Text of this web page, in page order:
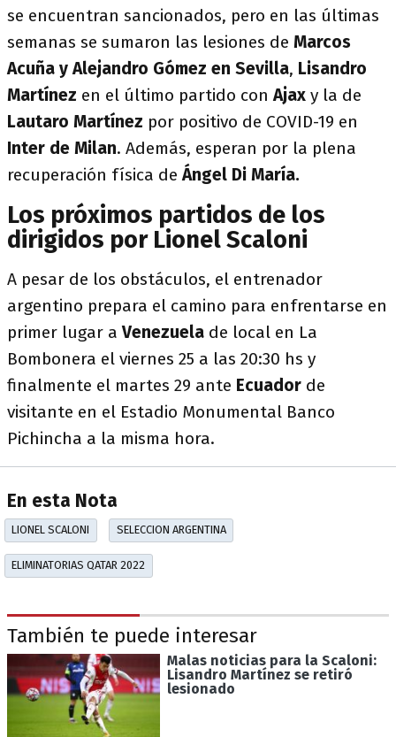
se encuentran sancionados, pero en las últimas
semanas se sumaron las lesiones de Marcos
Acuña y Alejandro Gómez en Sevilla, Lisandro
Martínez en el último partido conAjax y la de
Lautaro Martínez por positivo de COVID-19 en
Inter de Milan. Además, esperan por la plena
recuperación física deÁngel Di María.
Los próximos partidos de los
dirigidos por Lionel Scaloni
A pesar de los obstáculos, el entrenador
argentino prepara el camino para enfrentarse en
primer lugar aVenezuela de local en La
Bombonera el viernes 25 a las 20:30 hs y
finalmente el martes 29 ante Ecuador de
visitante en el Estadio Monumental Banco
Pichincha a la misma hora.
En esta Nota
LIONEL SCALONI SELECCION ARGENTINA
ELIMINATORIAS QATAR 2022
También te puede interesar
Malas noticias para la Scaloni:
Lisandro Martínez se retiró
lesionado